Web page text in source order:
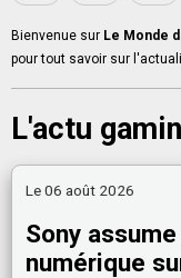
Bienvenue sur Le Monde
pour tout savoir sur
L'actu
Le 06 août 2026
Sony
numérique